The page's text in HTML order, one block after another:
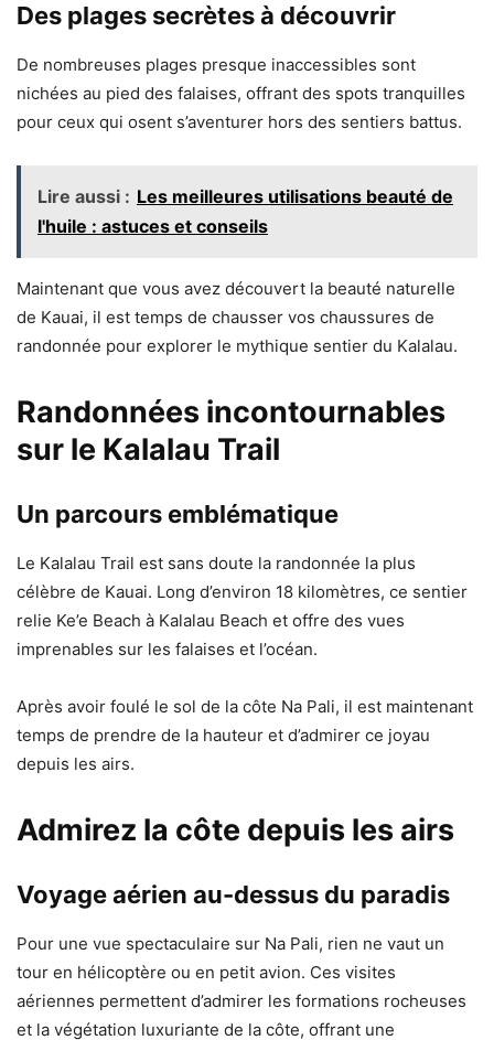
Des plages secrètes à découvrir
De nombreuses plages presque inaccessibles sont
nichées au pied des falaises, offrant des spots tranquilles
pour ceux qui osent s’aventurer hors des sentiers battus.
Lire aussi : Les meilleures utilisations beauté de
l'huile : astuces et conseils
Maintenant que vous avez découvert la beauté naturelle
de Kauai, il est temps de chausser vos chaussures de
randonnée pour explorer le mythique sentier du Kalalau.
Randonnées incontournables
sur le Kalalau Trail
Un parcours emblématique
Le Kalalau Trail est sans doute la randonnée la plus
célèbre de Kauai. Long d’environ 18 kilomètres, ce sentier
relie Ke’e Beach à Kalalau Beach et offre des vues
imprenables sur les falaises et l’océan.
Après avoir foulé le sol de la côte Na Pali, il est maintenant
temps de prendre de la hauteur et d’admirer ce joyau
depuis les airs.
Admirez la côte depuis les airs
Voyage aérien au-dessus du paradis
Pour une vue spectaculaire sur Na Pali, rien ne vaut un
tour en hélicoptère ou en petit avion. Ces visites
aériennes permettent d’admirer les formations rocheuses
et la végétation luxuriante de la côte, offrant une